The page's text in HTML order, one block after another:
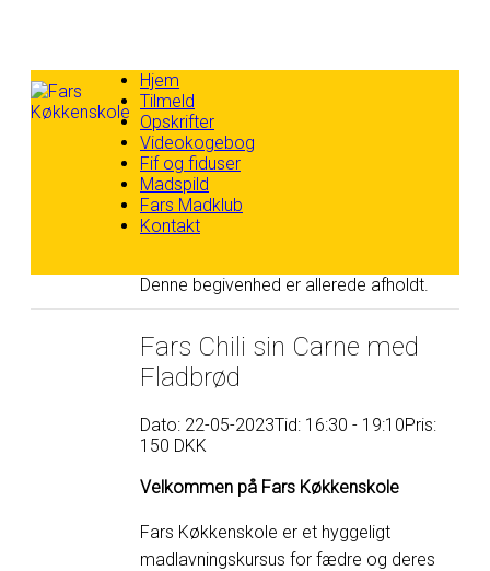
Skip
to
content
Hjem
Tilmeld
Opskrifter
Videokogebog
Fif og fiduser
Madspild
Fars Madklub
Kontakt
Denne begivenhed er allerede afholdt.
Fars Chili sin Carne med
Fladbrød
Dato: 22-05-2023Tid: 16:30 - 19:10Pris:
150 DKK
Velkommen på Fars Køkkenskole
Fars Køkkenskole er et hyggeligt
madlavningskursus for fædre og deres